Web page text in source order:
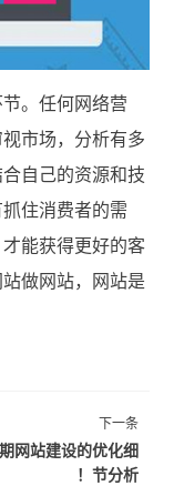
。任何网络营
市场，分析有多
自己的资源和技
住消费者的需
能获得更好的客
做网站，网站是
下一条
网站建设的优化细
节分析！